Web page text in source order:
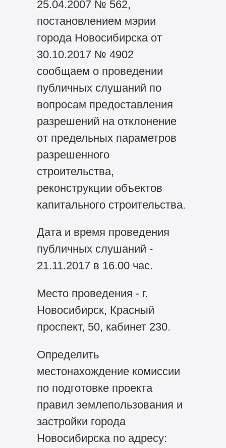
25.04.2007 № 562,
постановлением мэрии
города Новосибирска от
30.10.2017 № 4902
сообщаем о проведении
публичных слушаний по
вопросам предоставления
разрешений на отклонение
от предельных параметров
разрешенного
строительства,
реконструкции объектов
капитального строительства.
Дата и время проведения
публичных слушаний -
21.11.2017 в 16.00 час.
Место проведения - г.
Новосибирск, Красный
проспект, 50, кабинет 230.
Определить
местонахождение комиссии
по подготовке проекта
правил землепользования и
застройки города
Новосибирска по адресу: